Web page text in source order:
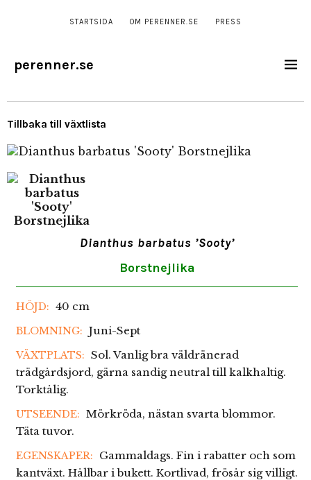
STARTSIDA OM PERENNER.SE PRESS
perenner.se
Tillbaka till växtlista
Dianthus barbatus ’Sooty’
Borstnejlika
HÖJD: 40 cm
BLOMNING: Juni-Sept
VÄXTPLATS: Sol. Vanlig bra väldränerad
trädgårdsjord, gärna sandig neutral till kalkhaltig.
Torktålig.
UTSEENDE: Mörkröda, nästan svarta blommor.
Täta tuvor.
EGENSKAPER:
Gammaldags. Fin i rabatter och som
kantväxt. Hållbar i bukett. Kortlivad, frösår sig villigt.